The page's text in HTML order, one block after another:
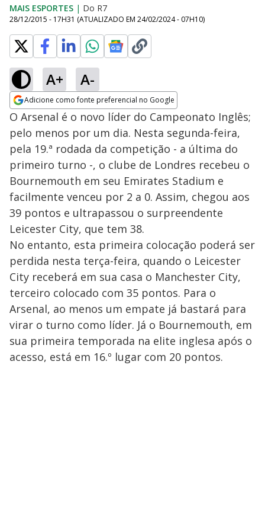
MAIS ESPORTES | Do R7
28/12/2015 - 17H31 (ATUALIZADO EM 24/02/2024 - 07H10)
A+ A-
Adicione como fonte preferencial no Google
Opens in new window
O Arsenal é o novo líder do Campeonato Inglês;
pelo menos por um dia. Nesta segunda-feira,
pela 19.ª rodada da competição - a última do
primeiro turno -, o clube de Londres recebeu o
Bournemouth em seu Emirates Stadium e
facilmente venceu por 2 a 0. Assim, chegou aos
39 pontos e ultrapassou o surpreendente
Leicester City, que tem 38.
No entanto, esta primeira colocação poderá ser
perdida nesta terça-feira, quando o Leicester
City receberá em sua casa o Manchester City,
terceiro colocado com 35 pontos. Para o
Arsenal, ao menos um empate já bastará para
virar o turno como líder. Já o Bournemouth, em
sua primeira temporada na elite inglesa após o
acesso, está em 16.º lugar com 20 pontos.